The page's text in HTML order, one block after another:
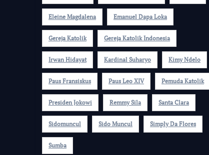
Eleine Magdalena Emanuel Dapa Loka
Gereja Katolik Gereja Katolik Indonesia
Irwan Hidayat Kardinal Suharyo Kimy Ndelo
Paus Fransiskus Paus Leo XIV Pemuda Katolik
Presiden Jokowi Remmy Sila Santa Clara
Sidomuncul Sido Muncul Simply Da Flores
Sumba